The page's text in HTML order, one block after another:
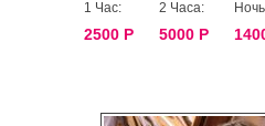
1 Час:
2500 Р
2 Часа:
5000 Р